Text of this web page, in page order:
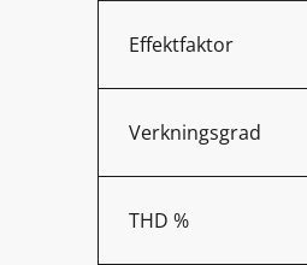
Effektfaktor
Verkningsgrad
THD %